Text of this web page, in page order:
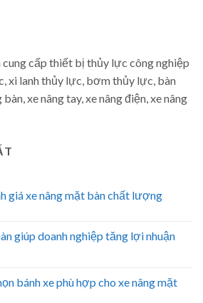
cung cấp thiết bị thủy lực công nghiệp
xi lanh thủy lực, bơm thủy lực, bàn
xe nâng tay, xe nâng điện, xe nâng
giá xe nâng mặt bàn chất lượng
giúp doanh nghiệp tăng lợi nhuận
bánh xe phù hợp cho xe nâng mặt